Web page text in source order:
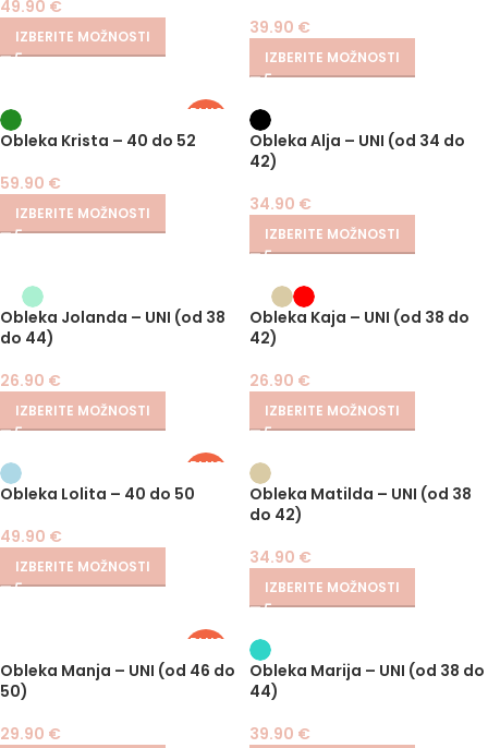
49.90 €
IZBERITE MOŽNOSTI 39.90 €
IZBERITE MOŽNOSTI
PLUS
Obleka Krista – 40 do 52
59.90 €
IZBERITE MOŽNOSTI
Obleka Alja – UNI (od 34 do
42)
34.90 €
IZBERITE MOŽNOSTI
Obleka Jolanda – UNI (od 38
do 44)
26.90 €
IZBERITE MOŽNOSTI
Obleka Kaja – UNI (od 38 do
42)
26.90 €
IZBERITE MOŽNOSTI
PLUS
Obleka Lolita – 40 do 50
49.90 €
IZBERITE MOŽNOSTI
Obleka Matilda – UNI (od 38
do 42)
34.90 €
IZBERITE MOŽNOSTI
PLUS
Obleka Manja – UNI (od 46 do
50)
29.90 €
Obleka Marija – UNI (od 38 do
44)
39.90 €